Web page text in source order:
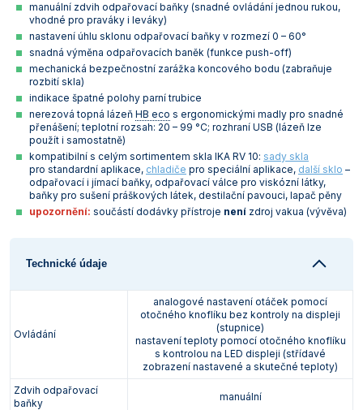
manuální zdvih odpařovací baňky (snadné ovládání jednou rukou,
vhodné pro praváky i leváky)
nastavení úhlu sklonu odpařovací baňky v rozmezí 0 – 60°
snadná výměna odpařovacích baněk (funkce push-off)
mechanická bezpečnostní zarážka koncového bodu (zabraňuje
rozbití skla)
indikace špatné polohy parní trubice
nerezová topná lázeň HB eco s ergonomickými madly pro snadné
přenášení; teplotní rozsah: 20 – 99 °C; rozhraní USB (lázeň lze
použít i samostatně)
kompatibilní s celým sortimentem skla IKA RV 10: sady skla
pro standardní aplikace, chladiče pro speciální aplikace, další sklo –
odpařovací i jímací baňky, odpařovací válce pro viskózní látky,
baňky pro sušení práškových látek, destilační pavouci, lapač pěny
upozornění: součástí dodávky přístroje není zdroj vakua (vývěva)
Technické údaje
Ovládání
analogové nastavení otáček pomocí
otočného knoflíku bez kontroly na displeji
(stupnice)
nastavení teploty pomocí otočného knoflíku
s kontrolou na LED displeji (střídavé
zobrazení nastavené a skutečné teploty)
Zdvih odpařovací
baňky
manuální